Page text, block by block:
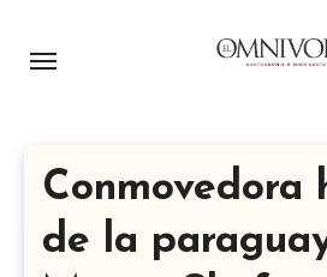
Conmovedora
de la